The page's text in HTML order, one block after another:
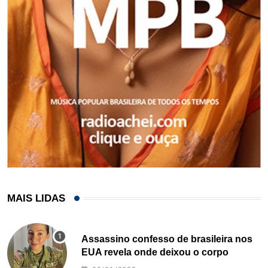
MAIS LIDAS
Assassino confesso de brasileira nos
EUA revela onde deixou o corpo